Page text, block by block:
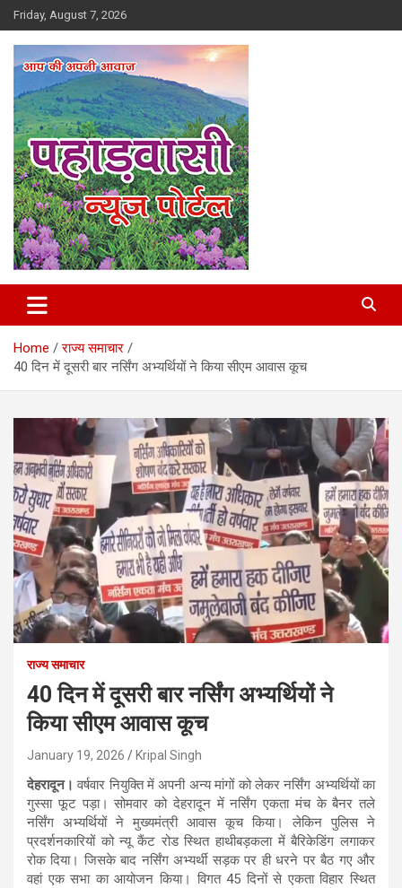
Skip
to
content
Friday, August 7, 2026
Pahadvasi
Home
राज्य समाचार
40 दिन में दूसरी बार नर्सिंग अभ्यर्थियों ने किया सीएम आवास कूच
राज्य समाचार
40 दिन में दूसरी बार नर्सिंग अभ्यर्थियों ने
किया सीएम आवास कूच
January 19, 2026 Kripal Singh
देहरादून। वर्षवार नियुक्ति में अपनी अन्य मांगों को लेकर नर्सिंग अभ्यर्थियों का
गुस्सा फूट पड़ा। सोमवार को देहरादून में नर्सिंग एकता मंच के बैनर तले
नर्सिंग अभ्यर्थियों ने मुख्यमंत्री आवास कूच किया। लेकिन पुलिस ने
प्रदर्शनकारियों को न्यू कैंट रोड स्थित हाथीबड़कला में बैरिकेडिंग लगाकर
रोक दिया। जिसके बाद नर्सिंग अभ्यर्थी सड़क पर ही धरने पर बैठ गए और
वहां एक सभा का आयोजन किया। विगत 45 दिनों से एकता विहार स्थित